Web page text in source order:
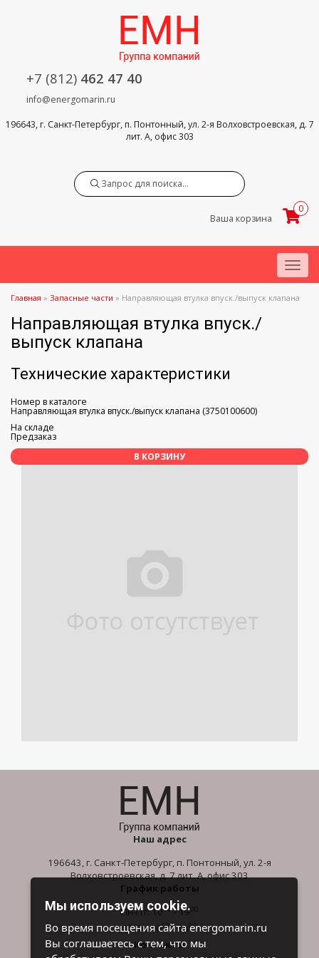
+7 (812) 462 47 40
info@energomarin.ru
196643, г. Санкт-Петербург, п. Понтонный, ул. 2-я Волховстроевская, д. 7
лит. А, офис 303
Ваша корзина
0
Menu
Главная » Запасные части » Направляющая втулка впуск./выпуск клапана
Направляющая втулка впуск./
выпуск клапана
Технические характеристики
Номер в каталоге
Направляющая втулка впуск./выпуск клапана (3750100600)
На складе
Предзаказ
В КОРЗИНУ
Наш адрес
196643, г. Санкт-Петербург, п. Понтонный, ул. 2-я
Волховстроевская, д. 7 лит. А, офис 303
График работы
Пн-Пт: 1000- 1900
Сб-Вс: 1000- 1600
Контакты
Мы используем cookie.
Во время посещения сайта energomarin.ru
Вы соглашаетесь с тем, что мы